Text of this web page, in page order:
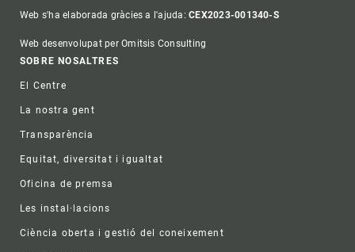
Web s'ha elaborada gràcies a l'ajuda:CEX2023-001340-S
Web desenvolupat per Omitsis Consulting
Footer
SOBRE NOSALTRES
El Centre
La nostra gent
Transparència
Equitat, diversitat i igualtat
Oficina de premsa
Les instal·lacions
Ciència oberta i gestió del coneixement